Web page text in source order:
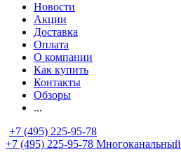
Новости
Акции
Доставка
Оплата
О компании
Как купить
Контакты
Обзоры
...
+7 (495) 225-95-78
+7 (495) 225-95-78 Многоканальный